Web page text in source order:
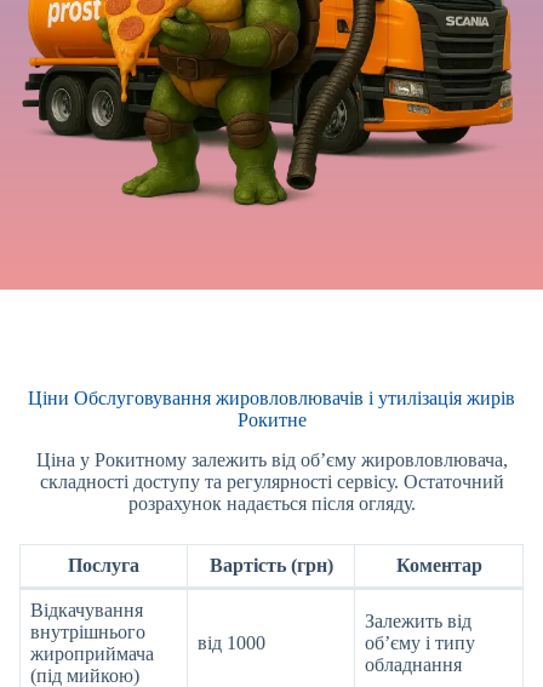
Ціни Обслуговування жировловлювачів і утилізація жирів
Рокитне
Ціна у Рокитному залежить від об’єму жировловлювача,
складності доступу та регулярності сервісу. Остаточний
розрахунок надається після огляду.
Послуга Вартість (грн) Коментар
Відкачування
внутрішнього
жироприймача
(під мийкою)
від 1000
Залежить від
об’єму і типу
обладнання